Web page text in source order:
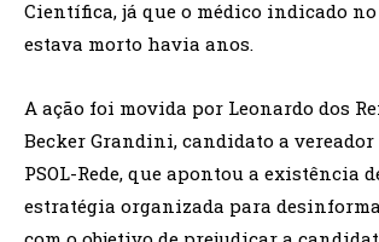
Científica, já que o médico indicado
estava morto havia anos.
A ação foi movida por Leonardo dos
Becker Grandini, candidato a vereador
PSOL-Rede, que apontou a existência
estratégia organizada para